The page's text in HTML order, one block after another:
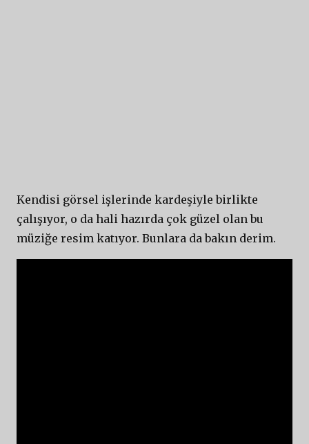
Kendisi görsel işlerinde kardeşiyle birlikte
çalışıyor, o da hali hazırda çok güzel olan bu
müziğe resim katıyor. Bunlara da bakın derim.